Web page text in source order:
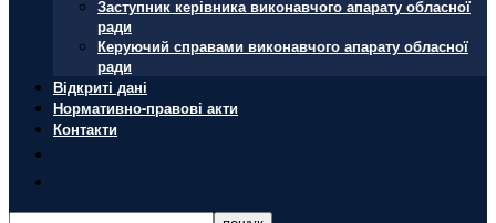
Заступник керівника виконавчого апарату обласної
ради
Керуючий справами виконавчого апарату обласної
ради
Відкриті дані
Нормативно-правові акти
Контакти